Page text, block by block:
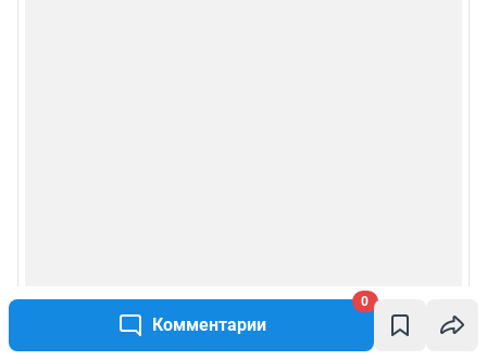
Комментарии
0